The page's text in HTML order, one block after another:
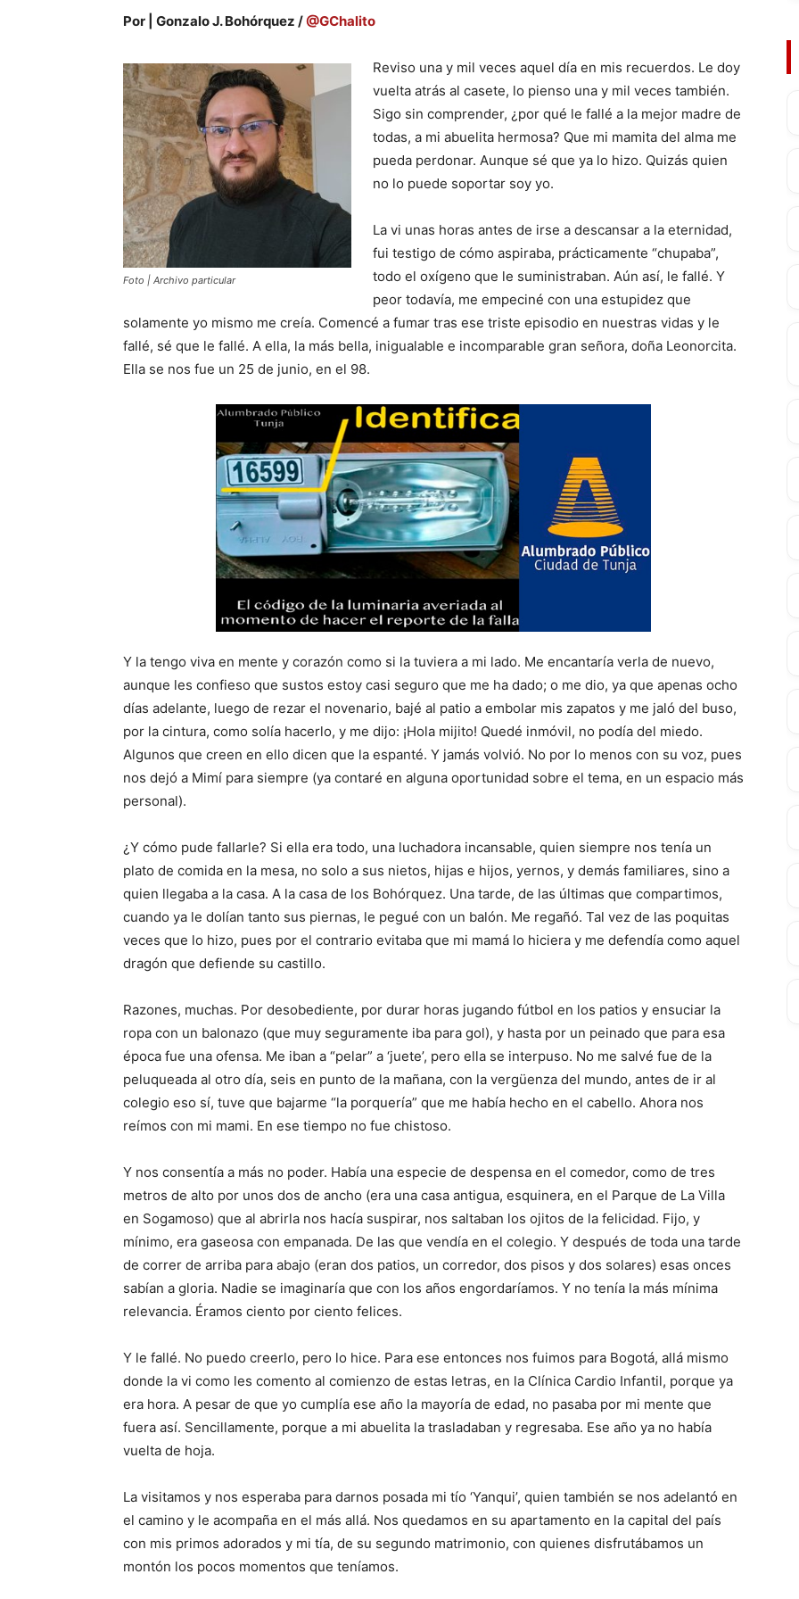
Por | Gonzalo J. Bohórquez /@GChalito
Foto | Archivo particular
Reviso una y mil veces aquel día en mis recuerdos. Le doy
vuelta atrás al casete, lo pienso una y mil veces también.
Sigo sin comprender, ¿por qué le fallé a la mejor madre de
todas, a mi abuelita hermosa? Que mi mamita del alma me
pueda perdonar. Aunque sé que ya lo hizo. Quizás quien
no lo puede soportar soy yo.
La vi unas horas antes de irse a descansar a la eternidad,
fui testigo de cómo aspiraba, prácticamente “chupaba”,
todo el oxígeno que le suministraban. Aún así, le fallé. Y
peor todavía, me empeciné con una estupidez que
solamente yo mismo me creía. Comencé a fumar tras ese triste episodio en nuestras vidas y le
fallé, sé que le fallé. A ella, la más bella, inigualable e incomparable gran señora, doña Leonorcita.
Ella se nos fue un 25 de junio, en el 98.
Y la tengo viva en mente y corazón como si la tuviera a mi lado. Me encantaría verla de nuevo,
aunque les confieso que sustos estoy casi seguro que me ha dado; o me dio, ya que apenas ocho
días adelante, luego de rezar el novenario, bajé al patio a embolar mis zapatos y me jaló del buso,
por la cintura, como solía hacerlo, y me dijo: ¡Hola mijito! Quedé inmóvil, no podía del miedo.
Algunos que creen en ello dicen que la espanté. Y jamás volvió. No por lo menos con su voz, pues
nos dejó a Mimí para siempre (ya contaré en alguna oportunidad sobre el tema, en un espacio más
personal).
¿Y cómo pude fallarle? Si ella era todo, una luchadora incansable, quien siempre nos tenía un
plato de comida en la mesa, no solo a sus nietos, hijas e hijos, yernos, y demás familiares, sino a
quien llegaba a la casa. A la casa de los Bohórquez. Una tarde, de las últimas que compartimos,
cuando ya le dolían tanto sus piernas, le pegué con un balón. Me regañó. Tal vez de las poquitas
veces que lo hizo, pues por el contrario evitaba que mi mamá lo hiciera y me defendía como aquel
dragón que defiende su castillo.
Razones, muchas. Por desobediente, por durar horas jugando fútbol en los patios y ensuciar la
ropa con un balonazo (que muy seguramente iba para gol), y hasta por un peinado que para esa
época fue una ofensa. Me iban a “pelar” a ‘juete’, pero ella se interpuso. No me salvé fue de la
peluqueada al otro día, seis en punto de la mañana, con la vergüenza del mundo, antes de ir al
colegio eso sí, tuve que bajarme “la porquería” que me había hecho en el cabello. Ahora nos
reímos con mi mami. En ese tiempo no fue chistoso.
Y nos consentía a más no poder. Había una especie de despensa en el comedor, como de tres
metros de alto por unos dos de ancho (era una casa antigua, esquinera, en el Parque de La Villa
en Sogamoso) que al abrirla nos hacía suspirar, nos saltaban los ojitos de la felicidad. Fijo, y
mínimo, era gaseosa con empanada. De las que vendía en el colegio. Y después de toda una tarde
de correr de arriba para abajo (eran dos patios, un corredor, dos pisos y dos solares) esas onces
sabían a gloria. Nadie se imaginaría que con los años engordaríamos. Y no tenía la más mínima
relevancia. Éramos ciento por ciento felices.
Y le fallé. No puedo creerlo, pero lo hice. Para ese entonces nos fuimos para Bogotá, allá mismo
donde la vi como les comento al comienzo de estas letras, en la Clínica Cardio Infantil, porque ya
era hora. A pesar de que yo cumplía ese año la mayoría de edad, no pasaba por mi mente que
fuera así. Sencillamente, porque a mi abuelita la trasladaban y regresaba. Ese año ya no había
vuelta de hoja.
La visitamos y nos esperaba para darnos posada mi tío ‘Yanqui’, quien también se nos adelantó en
el camino y le acompaña en el más allá. Nos quedamos en su apartamento en la capital del país
con mis primos adorados y mi tía, de su segundo matrimonio, con quienes disfrutábamos un
montón los pocos momentos que teníamos.